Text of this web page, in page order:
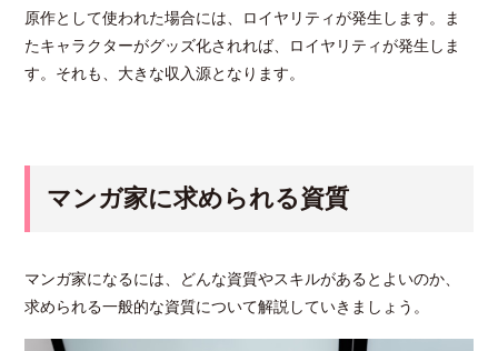
原作として使われた場合には、ロイヤリティが発生します。ま
たキャラクターがグッズ化されれば、ロイヤリティが発生しま
す。それも、大きな収入源となります。
マンガ家に求められる資質
マンガ家になるには、どんな資質やスキルがあるとよいのか、
求められる一般的な資質について解説していきましょう。